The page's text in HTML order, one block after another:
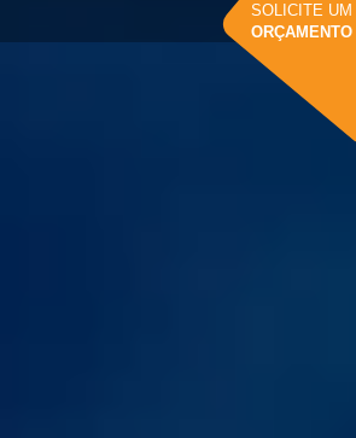
SOLICITE UM
ORÇAMENTO